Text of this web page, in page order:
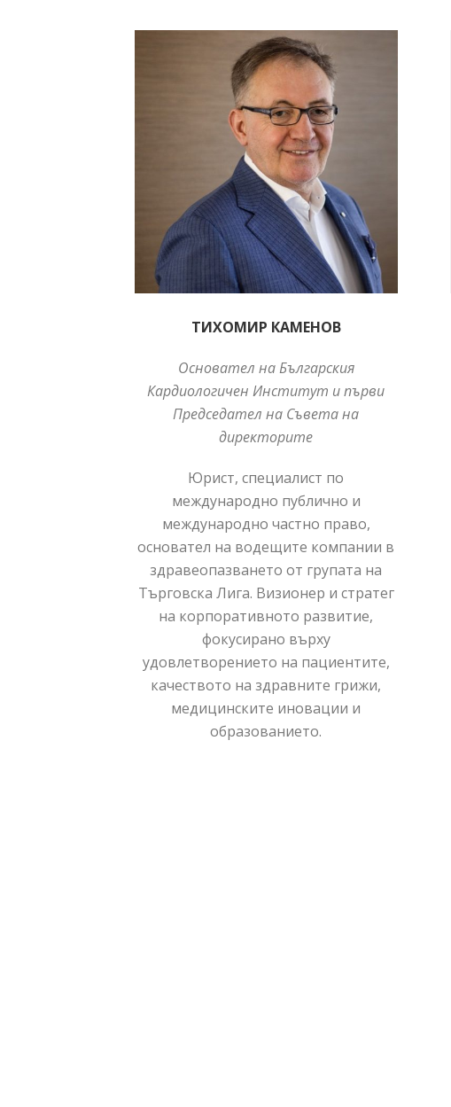
ТИХОМИР КАМЕНОВ
Основател на Българския
Кардиологичен Институт и първи
Председател на Съвета на
директорите
Юрист, специалист по
международно публично и
международно частно право,
основател на водещите компании в
здравеопазването от групата на
Търговска Лига. Визионер и стратег
на корпоративното развитие,
фокусирано върху
удовлетворението на пациентите,
качеството на здравните грижи,
медицинските иновации и
образованието.